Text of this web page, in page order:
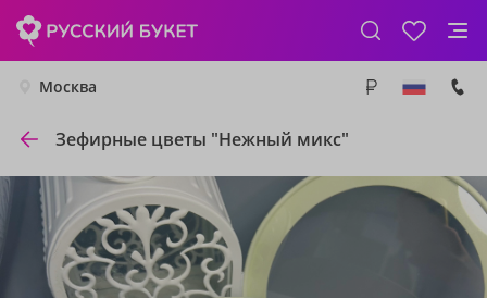
Москва
Зефирные цветы "Нежный микс"